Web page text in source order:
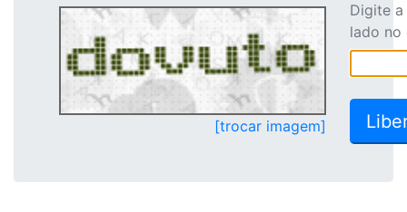
[trocar imagem]
Digite
lado no